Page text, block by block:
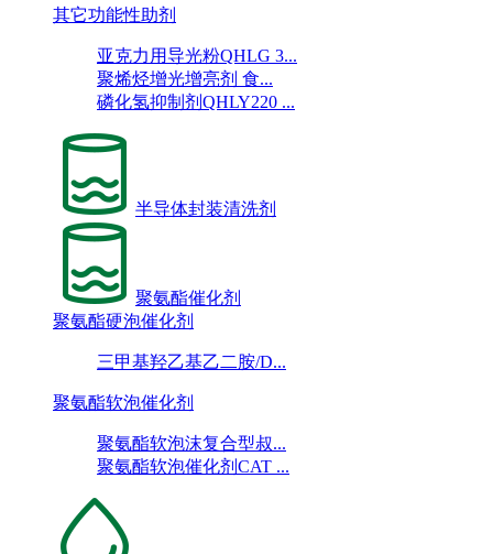
其它功能性助剂
亚克力用导光粉QHLG 3...
聚烯烃增光增亮剂 食...
磷化氢抑制剂QHLY220 ...
半导体封装清洗剂
聚氨酯催化剂
聚氨酯硬泡催化剂
三甲基羟乙基乙二胺/D...
聚氨酯软泡催化剂
聚氨酯软泡沫复合型叔...
聚氨酯软泡催化剂CAT ...